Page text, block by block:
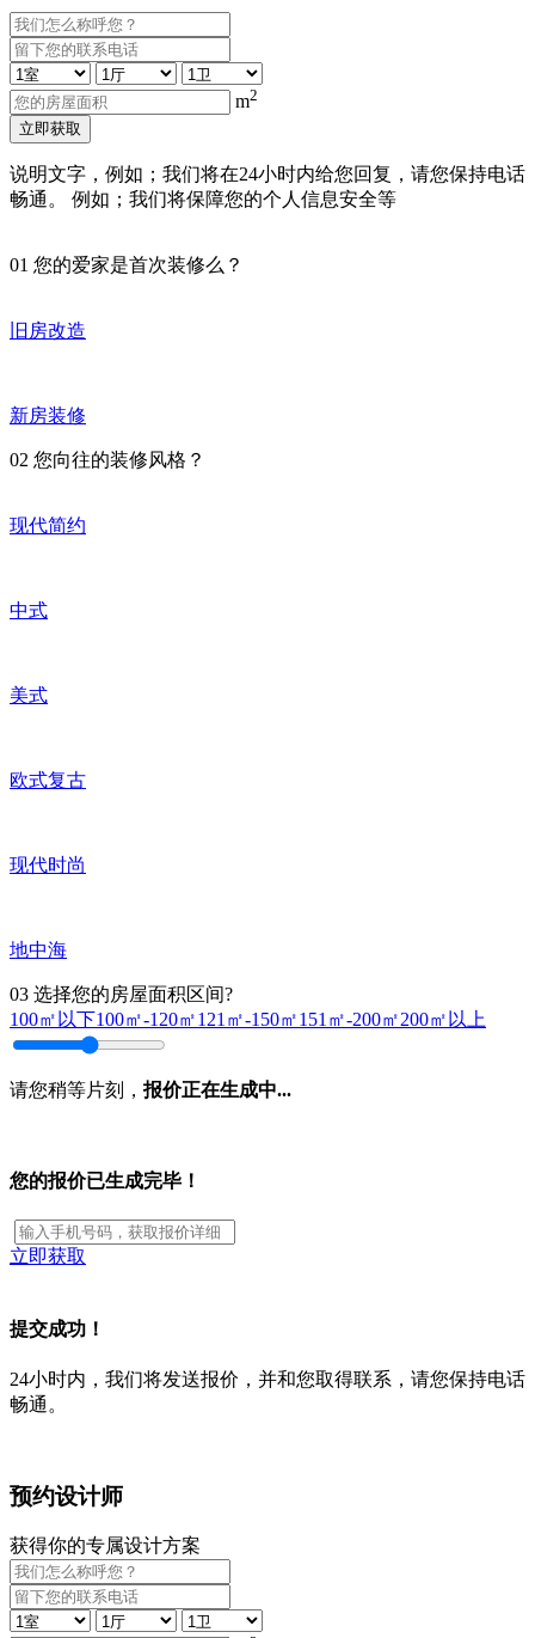
m2
立即获取
说明文字，例如；我们将在24小时内给您回复，请您保持电话
畅通。 例如；我们将保障您的个人信息安全等
01 您的爱家是首次装修么？
旧房改造
新房装修
02 您向往的装修风格？
现代简约
中式
美式
欧式复古
现代时尚
地中海
03 选择您的房屋面积区间?
100㎡以下100㎡-120㎡121㎡-150㎡151㎡-200㎡200㎡以上
请您稍等片刻， 报价正在生成中...
您的报价已生成完毕！
立即获取
提交成功！
24小时内，我们将发送报价，并和您取得联系，请您保持电话
畅通。
预约设计师
获得你的专属设计方案